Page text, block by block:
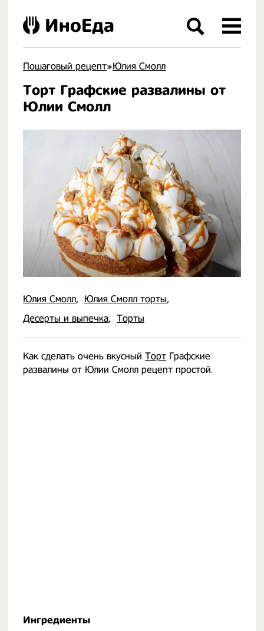
Пошаговый рецепт»Юлия Смолл
Торт Графские развалины от
Юлии Смолл
Юлия Смолл
Юлия Смолл торты
Десерты и выпечка
Торты
Как сделать очень вкусный Торт Графские
развалины от Юлии Смолл рецепт простой.
Ингредиенты
ИноЕда